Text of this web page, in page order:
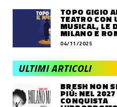
TOPO GIGIO
TEATRO CON
MUSICAL, LE
MILANO E
04/11/2025
ULTIMI ARTICOLI
BRESH NON
PIÙ: NEL 2027
CONQUISTA